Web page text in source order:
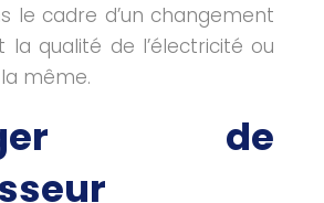
le cadre d’un changement
la qualité de l’électricité ou
même.
de